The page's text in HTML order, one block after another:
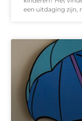
een uitdaging zijn,